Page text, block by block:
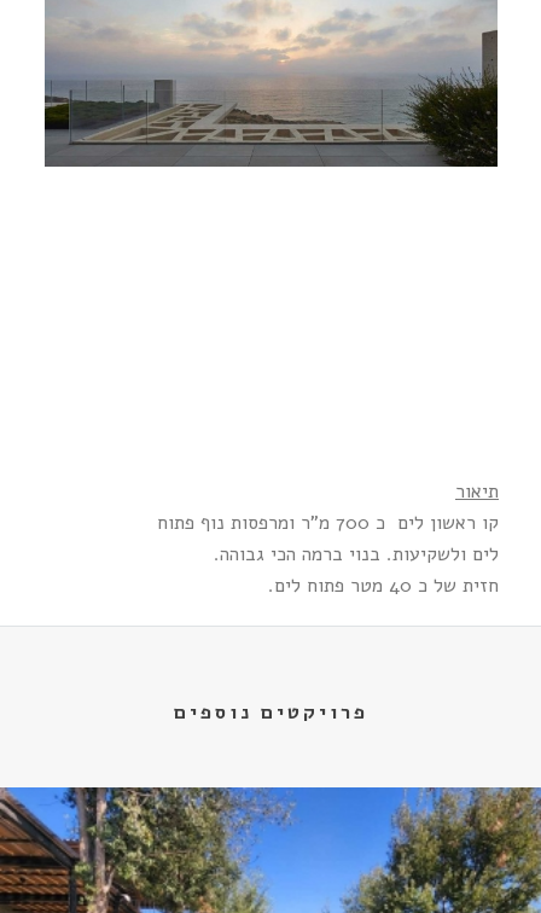
תיאור
קו ראשון לים כ 700 מ"ר ומרפסות נוף פתוח
לים ולשקיעות. בנוי ברמה הכי גבוהה.
חזית של כ 40 מטר פתוח לים.
פרויקטים נוספים